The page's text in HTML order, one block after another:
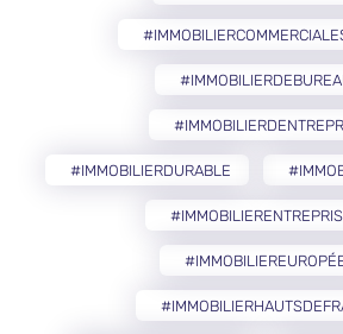
#IMMOBILIERDURABLE